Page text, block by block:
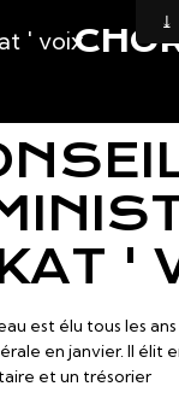
'
est élu tous les
en janvier. Il élit
et un trésorier